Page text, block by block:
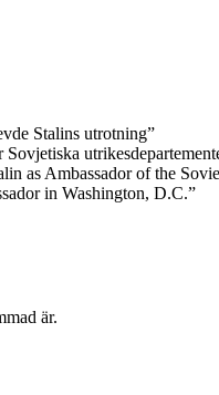
Stalins utrotning”
as Ambassador of the
in Washington, D.C.”
är.